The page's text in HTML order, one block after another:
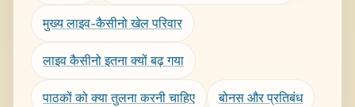
मुख्य लाइव-कैसीनो खेल परिवार
लाइव कैसीनो इतना क्यों बढ़ गया
पाठकों को क्या तुलना करनी चाहिए बोनस और प्रतिबंध